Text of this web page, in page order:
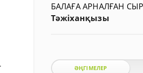
БАЛАҒА АРНАЛҒАН
Тәжіханқызы
ӘҢГІМЕЛЕР